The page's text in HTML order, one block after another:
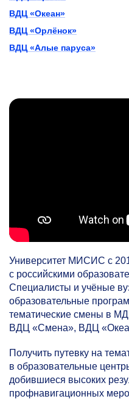
ВДЦ «Океан»
ВДЦ «Орлёнок»
ВДЦ «Алые паруса»
Университет МИСИС с
с российскими
Специалисты и учёные
образовательные
тематические смены в
ВДЦ «Смена», ВДЦ
Получить путевку на
в образовательные
добившиеся высоких
профнавигационных